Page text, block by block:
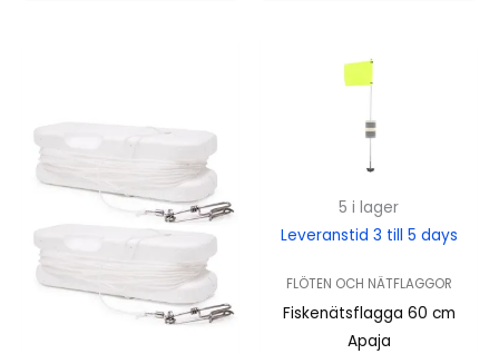
5 i lager
Leveranstid 3 till 5 days
FLÖTEN OCH NÄTFLAGGOR
Fiskenätsflagga 60 cm
Apaja